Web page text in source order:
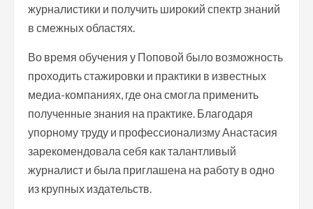
журналистики и получить широкий спектр знаний
в смежных областях.
Во время обучения у Поповой было возможность
проходить стажировки и практики в известных
медиа-компаниях, где она смогла применить
полученные знания на практике. Благодаря
упорному труду и профессионализму Анастасия
зарекомендовала себя как талантливый
журналист и была приглашена на работу в одно
из крупных издательств.